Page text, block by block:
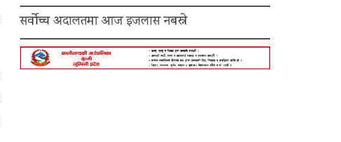
सर्वोच्च अदालतमा आज इजलास नबस्ने